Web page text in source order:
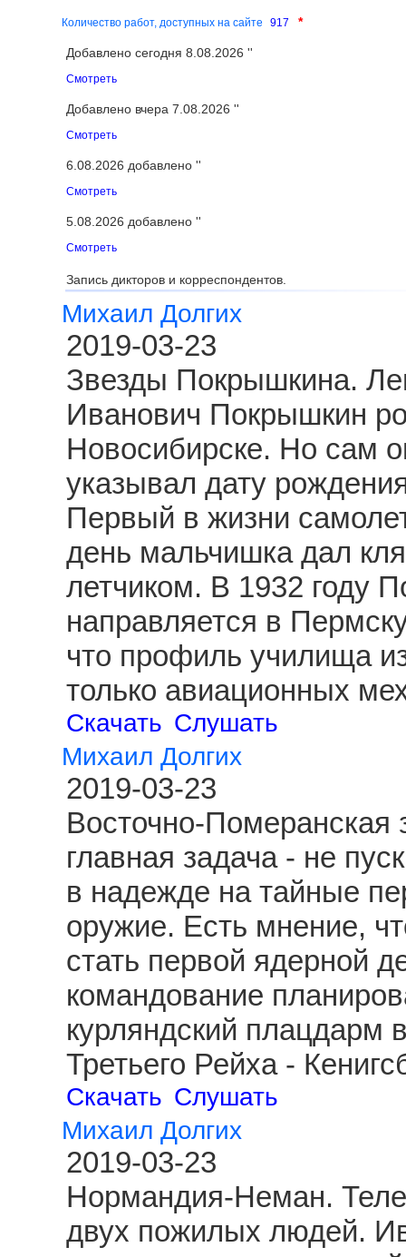
Количество работ, доступных на сайте 917 *
Добавлено сегодня 8.08.2026 ''
Смотреть
Добавлено вчера 7.08.2026 ''
Смотреть
6.08.2026 добавлено ''
Смотреть
5.08.2026 добавлено ''
Смотреть
Запись дикторов и корреспондентов.
Михаил Долгих
2019-03-23
Звезды Покрышкина.
Иванович Покрышкин
Новосибирске. Но сам
указывал дату
Первый в жизни
день мальчишка дал
летчиком. В 1932 году
направляется в
что профиль училища
только авиационных
Скачать Слушать
Михаил Долгих
2019-03-23
Восточно-Померанская
главная задача - не
в надежде на тайные
оружие. Есть мнение,
стать первой ядерной
командование
курляндский плацдарм
Третьего Рейха -
Скачать Слушать
Михаил Долгих
2019-03-23
Нормандия-Неман.
двух пожилых людей.